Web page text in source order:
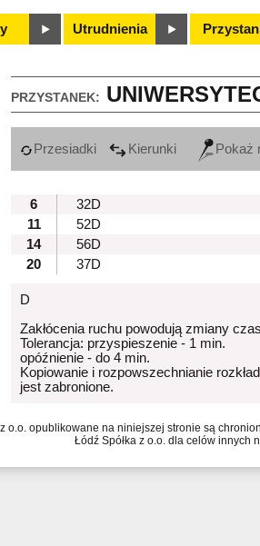
Utrudnienia
PRZYSTANEK:
Przesiadki Kierunki Pokaż
6
32D
11
52D
14
56D
20
37D
D
Zakłócenia ruchu powodują zmiany
Tolerancja: przyspieszenie - 1 min.
opóźnienie - do 4 min.
Kopiowanie i rozpowszechnianie
jest zabronione.
o.o. opublikowane na niniejszej stronie są
Łódź Spółka z o.o. dla celów innych